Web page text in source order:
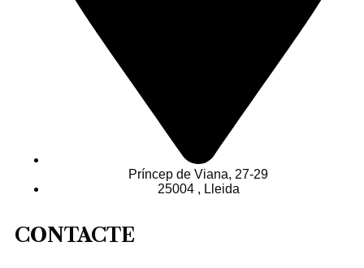
Príncep de Viana, 27-29
25004 , Lleida
CONTACTE